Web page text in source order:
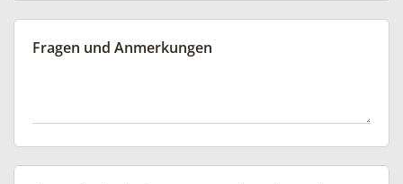
Fragen und Anmerkungen